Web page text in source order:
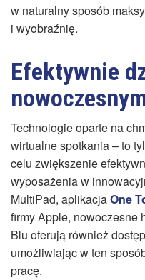
w naturalny sposób
i wyobraźnię.
Efektywnie
Technologie oparte na
wirtualne spotkania – to
celu zwiększenie
wyposażenia w
MultiPad, aplikacjaOne
firmy Apple, nowoczesne
Blu oferują również
umożliwiając w ten
pracę.